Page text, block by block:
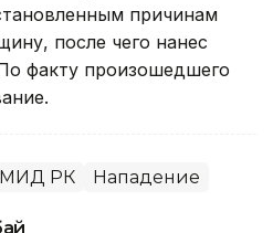
причинам
после чего нанес
факту произошедшего
МИД РК Нападение